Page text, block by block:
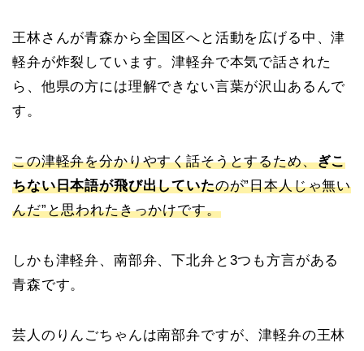
王林さんが青森から全国区へと活動を広げる中、津
軽弁が炸裂しています。津軽弁で本気で話された
ら、他県の方には理解できない言葉が沢山あるんで
す。
この津軽弁を分かりやすく話そうとするため、ぎこ
ちない日本語が飛び出していたのが”日本人じゃ無い
んだ”と思われたきっかけです。
しかも津軽弁、南部弁、下北弁と3つも方言がある
青森です。
芸人のりんごちゃんは南部弁ですが、津軽弁の王林